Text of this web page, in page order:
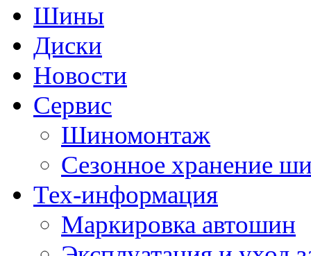
Шины
Диски
Новости
Сервис
Шиномонтаж
Сезонное хранение
Тех-информация
Маркировка автошин